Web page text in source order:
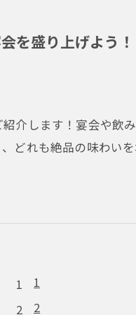
を盛り上げよう！
介します！宴会や飲
どれも絶品の味わい
1
2